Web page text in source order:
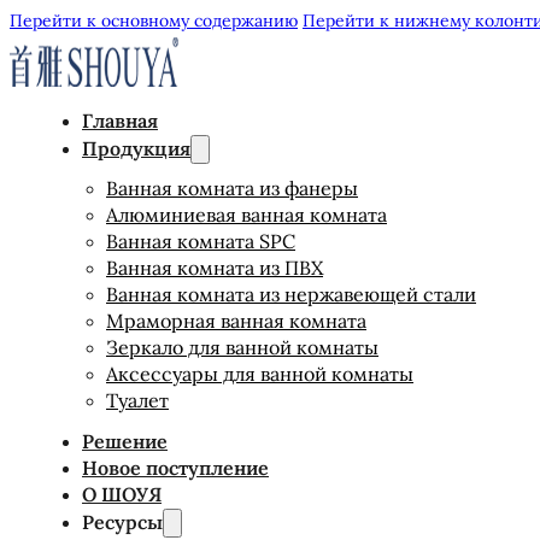
Перейти к основному содержанию Перейти к нижнему
Главная
Продукция
Ванная комната из фанеры
Алюминиевая ванная комната
Ванная комната SPC
Ванная комната из ПВХ
Ванная комната из нержавеющей стали
Мраморная ванная комната
Зеркало для ванной комнаты
Аксессуары для ванной комнаты
Туалет
Решение
Новое поступление
О ШОУЯ
Ресурсы